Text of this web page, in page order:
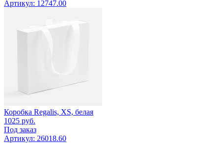
Артикул: 12747.00
Коробка Regalis, XS, белая
1025 руб.
Под заказ
Артикул: 26018.60